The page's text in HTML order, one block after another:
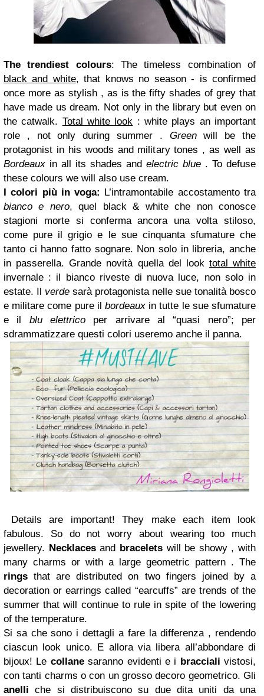
The trendiest colours: The timeless combination of
black and white, that knows no season - is confirmed
once more as stylish , as is the fifty shades of grey that
have made us dream. Not only in the library but even on
the catwalk. Total white look : white plays an important
role , not only during summer .
Greenwill be the
protagonist in his woods and military tones , as well as
Bordeaux in all its shades and electric blue . To defuse
these colours we will also use cream.
I colori più in voga: L’intramontabile accostamento tra
bianco e nero, quel black & white che non conosce
stagioni morte si conferma ancora una volta stiloso,
come pure il grigio e le sue cinquanta sfumature che
tanto ci hanno fatto sognare. Non solo in libreria, anche
in passerella.Grande novità quella del look total white
invernale : il bianco riveste di nuova luce, non solo in
estate. Il verde sarà protagonista nelle sue tonalità bosco
e militare come pure il bordeaux in tutte le sue sfumature
e il blu elettrico per arrivare al “quasi nero”; per
sdrammatizzare questi colori useremo anche il panna.
Details are important! They make each item look
fabulous. So do not worry about wearing too much
jewellery. Necklacesand braceletswill be showy , with
many charms or with a large geometric pattern . The
rings that are distributed on two fingers joined by a
decoration or earrings called “earcuffs” are trends of the
summer that will continue to rule in spite of the lowering
of the temperature.
Si sa che sono i dettagli a fare la differenza , rendendo
ciascun look unico. E allora via libera all’abbondare di
bijoux! Le collanesaranno evidenti e i bracciali vistosi,
con tanti charms o con un grosso decoro geometrico. Gli
anelliche si distribuiscono su due dita uniti da una